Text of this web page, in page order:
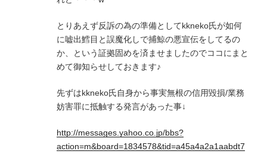
とりあえず反訴の為の準備としてkkneko氏が如何
に嘘出鱈目と誤魔化しで捕鯨の悪宣伝をしてるの
か、という証拠固めを済ませましたのでココにまと
めて御知らせしておきます♪
先ずはkkneko氏自身から事実無根の信用毀損/業務
妨害罪に抵触する発言があった事↓
http://messages.yahoo.co.jp/bbs?
action=m&board=1834578&tid=a45a4a2a1aabdt7